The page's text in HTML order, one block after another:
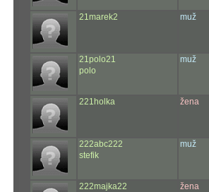
21marek2 muž
21polo21
polo
muž
221holka žena
222abc222
stefik
muž
222majka22
žena